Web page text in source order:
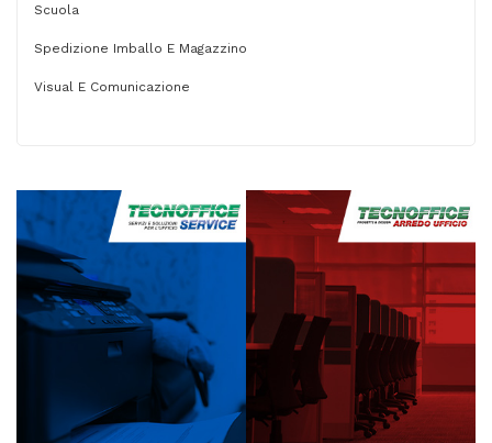
Scuola
Spedizione Imballo E Magazzino
Visual E Comunicazione